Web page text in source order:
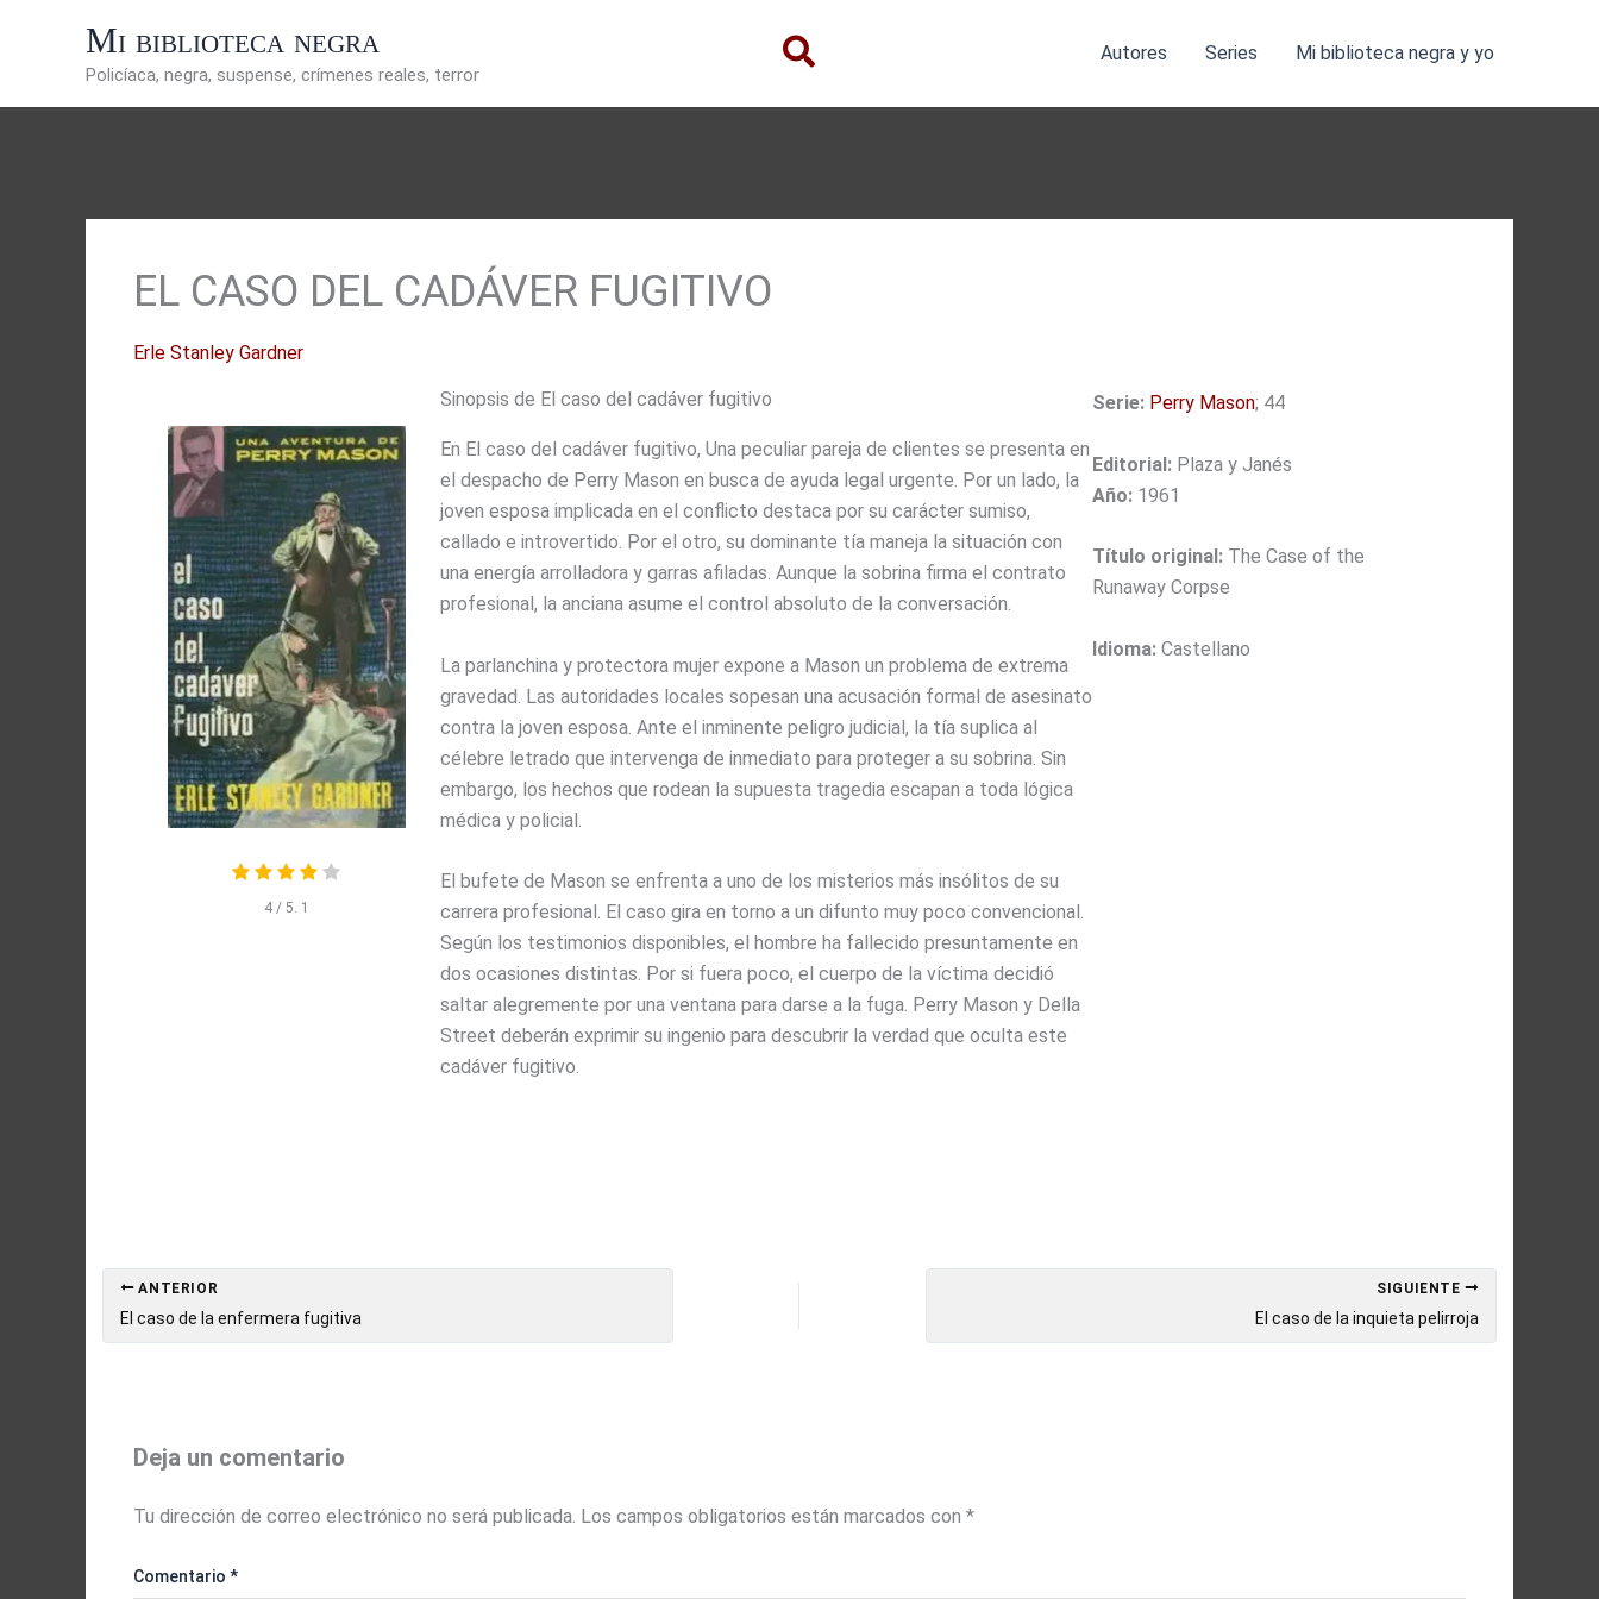
Mi biblioteca negra
Policíaca, negra, suspense, crímenes reales, terror
Autores Series Mi biblioteca negra y yo
EL CASO DEL CADÁVER FUGITIVO
Erle Stanley Gardner
4/ 5. 1
Sinopsis de El caso del cadáver fugitivo
En El caso del cadáver fugitivo, Una peculiar pareja de clientes se presenta en
el despacho de Perry Mason en busca de ayuda legal urgente. Por un lado, la
joven esposa implicada en el conflicto destaca por su carácter sumiso,
callado e introvertido. Por el otro, su dominante tía maneja la situación con
una energía arrolladora y garras afiladas. Aunque la sobrina firma el contrato
profesional, la anciana asume el control absoluto de la conversación.
La parlanchina y protectora mujer expone a Mason un problema de extrema
gravedad. Las autoridades locales sopesan una acusación formal de asesinato
contra la joven esposa. Ante el inminente peligro judicial, la tía suplica al
célebre letrado que intervenga de inmediato para proteger a su sobrina. Sin
embargo, los hechos que rodean la supuesta tragedia escapan a toda lógica
médica y policial.
El bufete de Mason se enfrenta a uno de los misterios más insólitos de su
carrera profesional. El caso gira en torno a un difunto muy poco convencional.
Según los testimonios disponibles, el hombre ha fallecido presuntamente en
dos ocasiones distintas. Por si fuera poco, el cuerpo de la víctima decidió
saltar alegremente por una ventana para darse a la fuga. Perry Mason y Della
Street deberán exprimir su ingenio para descubrir la verdad que oculta este
cadáver fugitivo.
Serie: Perry Mason; 44
Editorial: Plaza y Janés
Año: 1961
Título original: The Case of the
Runaway Corpse
Idioma: Castellano
ANTERIOR
El caso de la enfermera fugitiva
SIGUIENTE
El caso de la inquieta pelirroja
Deja un comentario
Tu dirección de correo electrónico no será publicada. Los campos obligatorios están marcados con *
Comentario *